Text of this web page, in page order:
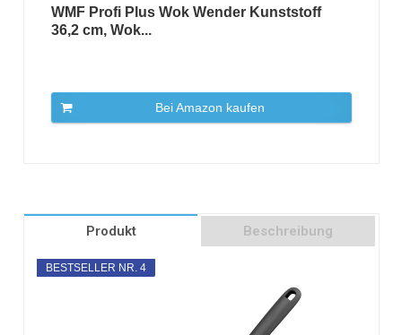
WMF Profi Plus Wok Wender Kunststoff
36,2 cm, Wok...
Bei Amazon kaufen
Produkt Beschreibung
BESTSELLER NR. 4